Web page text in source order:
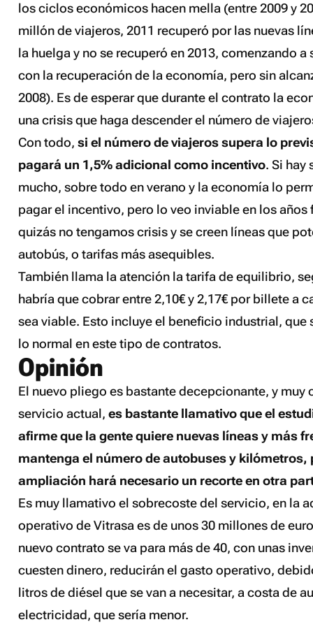
los ciclos económicos hacen mella (entre 2009 y
millón de viajeros, 2011 recuperó por las nuevas
la huelga y no se recuperó en 2013, comenzando a
con la recuperación de la economía, pero sin
2008). Es de esperar que durante el contrato la
una crisis que haga descender el número de
Con todo,si el número de viajeros supera lo
pagará un 1,5% adicional como incentivo. Si hay
mucho, sobre todo en verano y la economía lo
pagar el incentivo, pero lo veo inviable en los años
quizás no tengamos crisis y se creen líneas que
autobús, o tarifas más asequibles.
También llama la atención la tarifa de equilibrio,
habría que cobrar entre 2,10€ y 2,17€ por billete a
sea viable. Esto incluye el beneficio industrial, que
lo normal en este tipo de contratos.
Opinión
El nuevo pliego es bastante decepcionante, y muy
servicio actual,es bastante llamativo que el
afirme que la gente quiere nuevas líneas y más
mantenga el número de autobuses y kilómetros,
ampliación hará necesario un recorte en otra
Es muy llamativo el sobrecoste del servicio, en la
operativo de Vitrasa es de unos 30 millones de
nuevo contrato se va para más de 40, con unas
cuesten dinero, reducirán el gasto operativo,
litros de diésel que se van a necesitar, a costa de
electricidad, que sería menor.